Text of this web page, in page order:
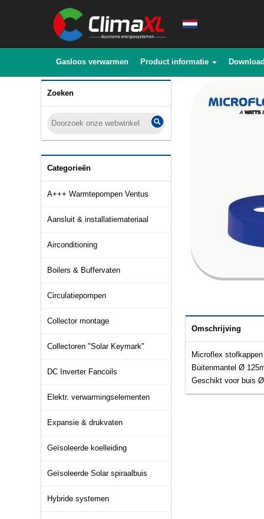
Gasloos verwarmen Product informatie
Zoeken
Categorieën
A+++ Warmtepompen Ventus
Aansluit & installatiemateriaal
Airconditioning
Boilers & Buffervaten
Circulatiepompen
Collector montage
Collectoren "Solar Keymark"
DC Inverter Fancoils
Elektr. verwarmingselementen
Expansie & drukvaten
Geïsoleerde koelleiding
Geïsoleerde Solar spiraalbuis
Hybride systemen
Omschrijving
Microflex
Buitenmantel Ø
Geschikt voor buis